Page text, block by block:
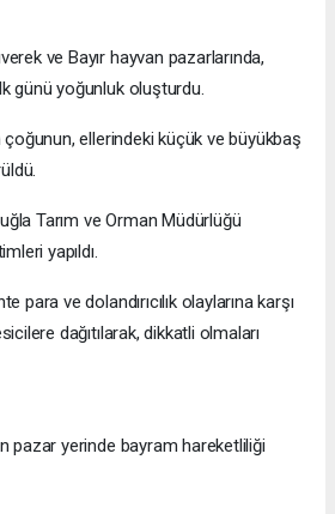
ve Bayır hayvan pazarlarında,
günü yoğunluk oluşturdu.
ellerindeki küçük ve büyükbaş
Tarım ve Orman Müdürlüğü
yapıldı.
para ve dolandırıcılık olaylarına karşı
dağıtılarak, dikkatli olmaları
pazar yerinde bayram hareketliliği